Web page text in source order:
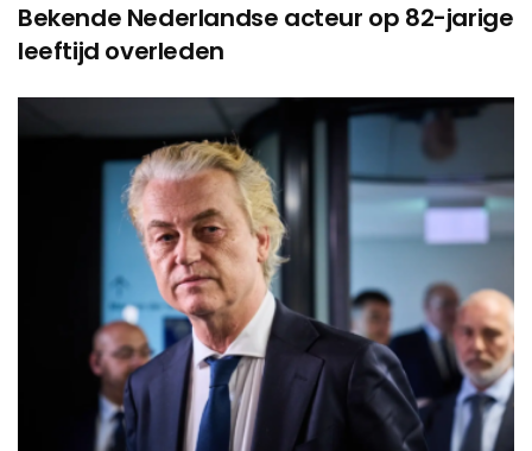
Bekende Nederlandse acteur op 82-jarige
leeftijd overleden